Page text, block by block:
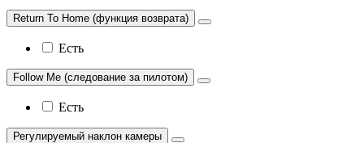
Return To Home (функция возврата)
Есть
Follow Me (следование за пилотом)
Есть
Регулируемый наклон камеры